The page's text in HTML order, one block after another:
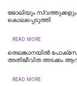
ജോലിയും
കൊലപ്പെടുത്തി
READ MORE
തെലങ്കാനയിൽ
അതിജീവിത അടക്കം
READ MORE